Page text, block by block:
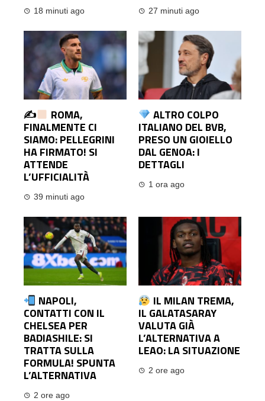
18 minuti ago 27 minuti ago
✍ ROMA,
FINALMENTE CI
SIAMO: PELLEGRINI
HA FIRMATO! SI
ATTENDE
L’UFFICIALITÀ
39 minuti ago
ALTRO COLPO
ITALIANO DEL BVB,
PRESO UN GIOIELLO
DAL GENOA: I
DETTAGLI
1 ora ago
NAPOLI,
CONTATTI CON IL
CHELSEA PER
BADIASHILE: SI
TRATTA SULLA
FORMULA! SPUNTA
L’ALTERNATIVA
2 ore ago
IL MILAN TREMA,
IL GALATASARAY
VALUTA GIÀ
L’ALTERNATIVA A
LEAO: LA SITUAZIONE
2 ore ago